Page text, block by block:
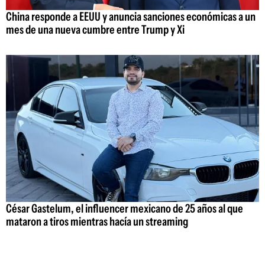
China responde a EEUU y anuncia sanciones económicas a un
mes de una nueva cumbre entre Trump y Xi
César Gastelum, el influencer mexicano de 25 años al que
mataron a tiros mientras hacía un streaming